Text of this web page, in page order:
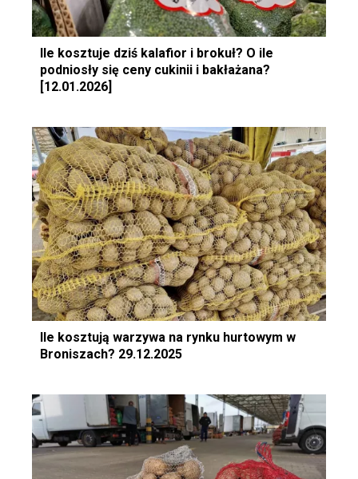
Ile kosztuje dziś kalafior i brokuł? O ile
podniosły się ceny cukinii i bakłażana?
[12.01.2026]
Ile kosztują warzywa na rynku hurtowym w
Broniszach? 29.12.2025